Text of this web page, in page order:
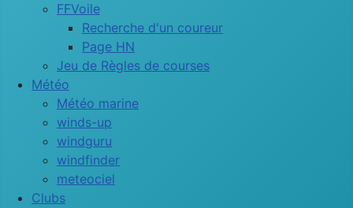
FFVoile
Recherche d'un coureur
Page HN
Jeu de Règles de courses
Météo
Météo marine
winds-up
windguru
windfinder
meteociel
Clubs